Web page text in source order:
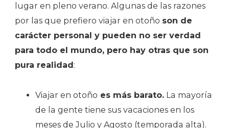
lugar en pleno verano. Algunas de las razones
por las que prefiero viajar en otoño son de
carácter personal y pueden no ser verdad
para todo el mundo, pero hay otras que son
pura realidad:
Viajar en otoño es más barato. La mayoría
de la gente tiene sus vacaciones en los
meses de Julio y Agosto (temporada alta).